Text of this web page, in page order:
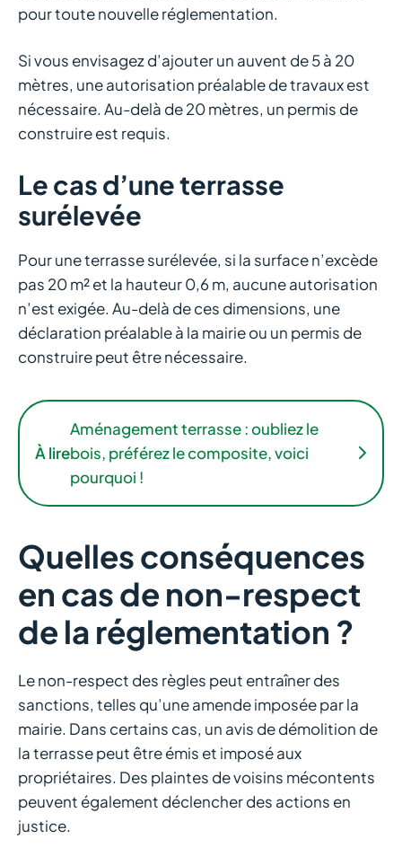
pour toute nouvelle réglementation.
Si vous envisagez d’ajouter un auvent de 5 à 20
mètres, une autorisation préalable de travaux est
nécessaire. Au-delà de 20 mètres, un permis de
construire est requis.
Le cas d’une terrasse
surélevée
Pour une terrasse surélevée, si la surface n’excède
pas 20 m² et la hauteur 0,6 m, aucune autorisation
n’est exigée. Au-delà de ces dimensions, une
déclaration préalable à la mairie ou un permis de
construire peut être nécessaire.
À lire
Aménagement terrasse : oubliez le
bois, préférez le composite, voici
pourquoi !
Quelles conséquences
en cas de non-respect
de la réglementation ?
Le non-respect des règles peut entraîner des
sanctions, telles qu’une amende imposée par la
mairie. Dans certains cas, un avis de démolition de
la terrasse peut être émis et imposé aux
propriétaires. Des plaintes de voisins mécontents
peuvent également déclencher des actions en
justice.